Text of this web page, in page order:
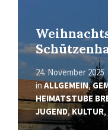
24. November 2025
inALLGEMEIN,
HEIMATSTUBE
JUGEND,KULTUR,